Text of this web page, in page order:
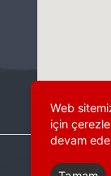
Web
için
devam